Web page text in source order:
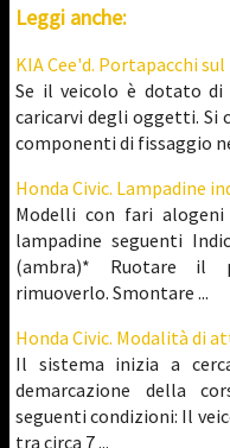
Leggi anche:
KIA Cee'd. Portapacchi
Se il veicolo è dotato
caricarvi degli oggetti. Si
componenti di fissaggio
Honda Civic. Lampadine
Modelli con fari
lampadine seguenti
(ambra)* Ruotare il
rimuoverlo. Smontare ...
Honda Civic. Modalità di
Il sistema inizia a
demarcazione della
seguenti condizioni: Il
tra circa 7 ...